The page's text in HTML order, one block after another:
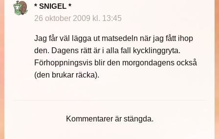
* SNIGEL *
26 oktober 2009 kl. 13:45
Jag får väl lägga ut matsedeln när jag fått ihop
den. Dagens rätt är i alla fall kycklinggryta.
Förhoppningsvis blir den morgondagens också
(den brukar räcka).
Kommentarer är stängda.